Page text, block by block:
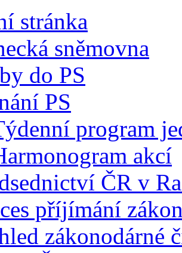
stránka
sněmovna
do PS
PS
program
akcí
ČR v
příjímání
zákonodárné